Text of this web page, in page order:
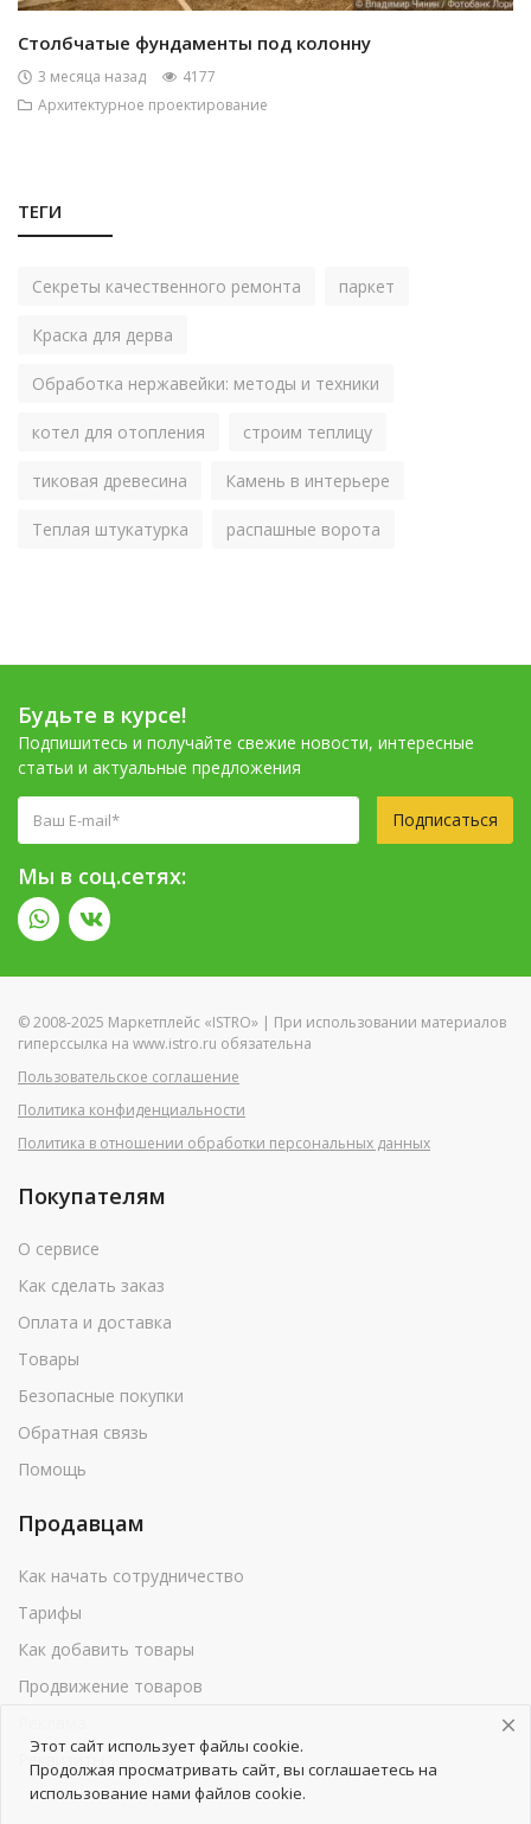
Столбчатые фундаменты под колонну
3 месяца назад
4177
Архитектурное проектирование
ТЕГИ
Секреты качественного ремонта паркет
Краска для дерва
Обработка нержавейки: методы и техники
котел для отопления строим теплицу
тиковая древесина Камень в интерьере
Теплая штукатурка распашные ворота
Будьте в курсе!
Подпишитесь и получайте свежие новости, интересные
статьи и актуальные предложения
Подписаться
Мы в соц.сетях:
© 2008-2025 Маркетплейс «ISTRO» | При использовании материалов
гиперссылка на www.istro.ru обязательна
Пользовательское соглашение
Политика конфиденциальности
Политика в отношении обработки персональных данных
Покупателям
О сервисе
Как сделать заказ
Оплата и доставка
Товары
Безопасные покупки
Обратная связь
Помощь
Продавцам
Как начать сотрудничество
Тарифы
Как добавить товары
Продвижение товаров
Реквизиты
Этот сайт использует файлы cookie.
Продолжая просматривать сайт, вы соглашаетесь на
использование нами файлов cookie.